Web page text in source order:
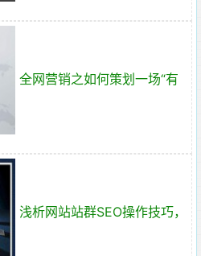
全网营销之如何策划一场“有
浅析网站站群SEO操作技巧，